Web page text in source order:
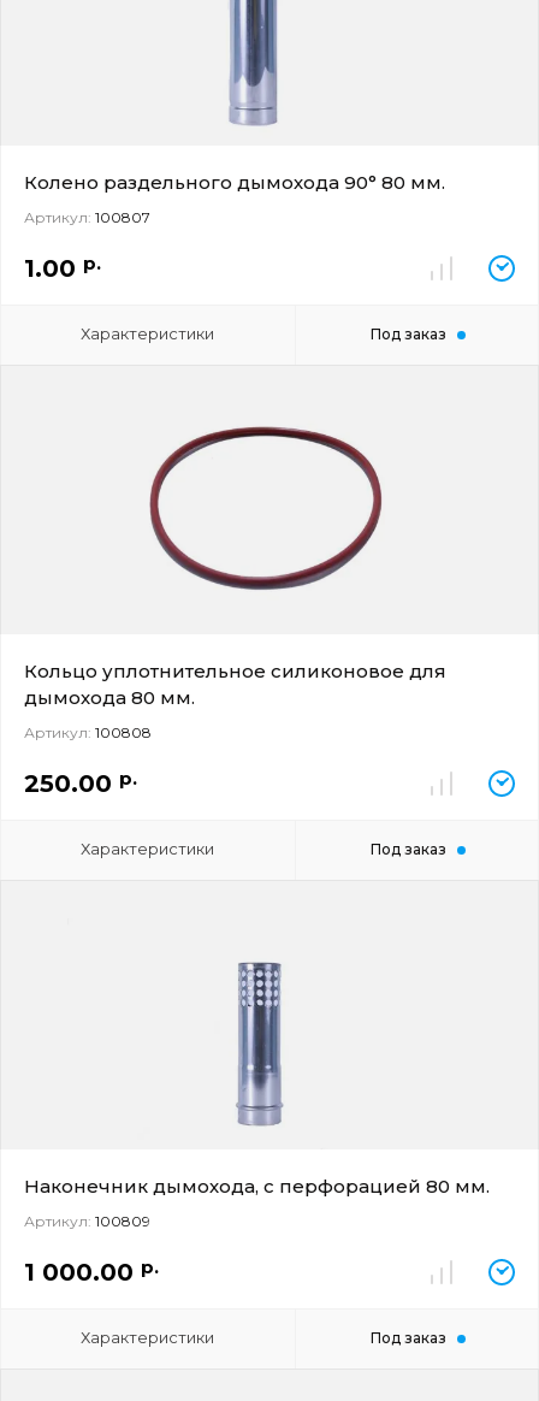
Колено раздельного дымохода 90° 80 мм.
Артикул: 100807
1.00 р.
Характеристики Под заказ
Кольцо уплотнительное силиконовое для
дымохода 80 мм.
Артикул: 100808
250.00 р.
Характеристики Под заказ
Наконечник дымохода, с перфорацией 80 мм.
Артикул: 100809
1 000.00 р.
Характеристики Под заказ